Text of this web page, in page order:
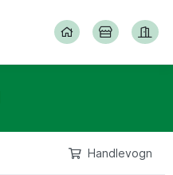
Handlevogn